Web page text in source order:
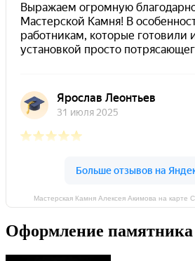
Мастерская Камня Алексея Акимова на карте
Оформление памятника